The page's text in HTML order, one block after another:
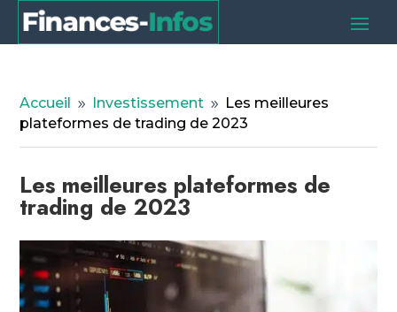
Accueil 9 Investissement 9
Les meilleures
plateformes de trading de 2023
Les meilleures plateformes de
trading de 2023